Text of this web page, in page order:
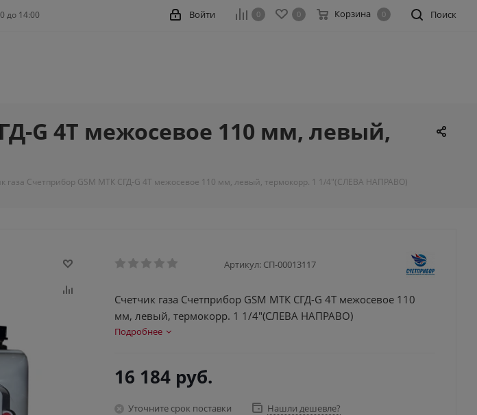
до 14:00 Поиск
0 0 Корзина 0
Войти
G 4T межосевое 110 мм, левый,
газа Счетприбор GSM МТК СГД-G 4T межосевое 110 мм, левый, термокорр. 1 1/4"(СЛЕВА НАПРАВО)
Артикул: СП-00013117
Счетчик газа Счетприбор GSM МТК СГД-G 4T межосевое 110
мм, левый, термокорр. 1 1/4"(СЛЕВА НАПРАВО)
Подробнее
16 184 руб.
Уточните срок поставки Нашли дешевле?